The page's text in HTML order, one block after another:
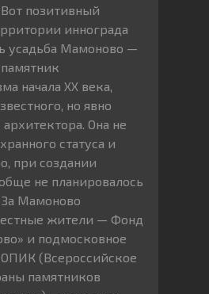
позитивный
иннограда
усадьба Мамоново —
начала ХХ века,
но явно
архитектора. Она не
статуса и
при создании
не планировалось
За Мамоново
жители — Фонд
и подмосковное
(Всероссийское
памятников